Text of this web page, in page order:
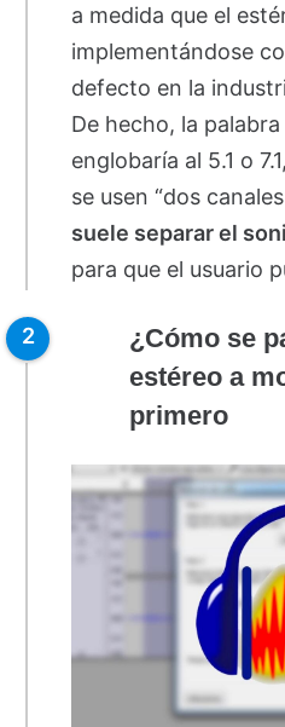
a medida que el
implementándose
defecto en la
De hecho, la
englobaría al 5.1 o
se usen “dos
suele separar el
para que el usuario
¿Cómo se
estéreo a
primero